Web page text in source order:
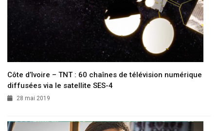
Côte d’Ivoire – TNT : 60 chaînes de télévision numérique
diffusées via le satellite SES-4
28 mai 2019